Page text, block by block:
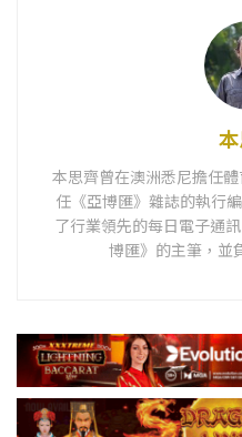
本思齊曾在澳洲悉尼擔任
任《亞博匯》雜誌的執行
了行業領先的每日電子通
博匯》的主筆，並